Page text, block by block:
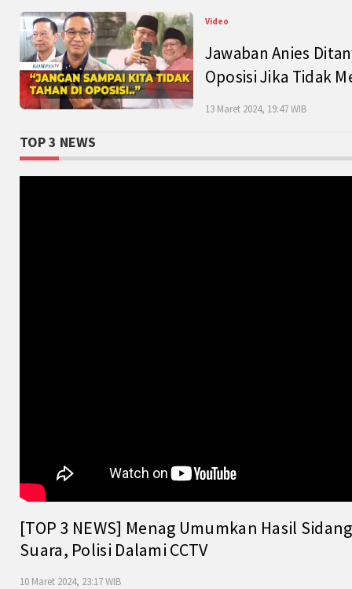
Video
Jawaban Anies
Oposisi Jika Tidak
13 Maret 2024, 19:47 WIB
TOP 3 NEWS
[TOP 3 NEWS] Menag Umumkan Hasil
Suara, Polisi Dalami CCTV
10 Maret 2024, 23:17 WIB